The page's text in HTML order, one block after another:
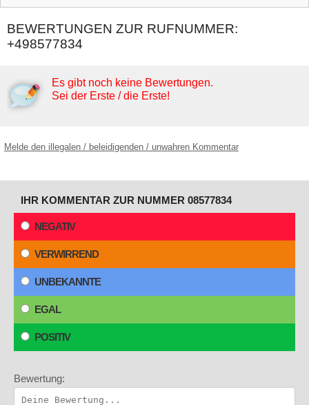
BEWERTUNGEN ZUR RUFNUMMER:
+498577834
Es gibt noch keine Bewertungen.
Sei der Erste / die Erste!
Melde den illegalen / beleidigenden / unwahren Kommentar
IHR KOMMENTAR ZUR NUMMER 08577834
NEGATIV
VERWIRREND
UNBEKANNTE
EGAL
POSITIV
Bewertung: